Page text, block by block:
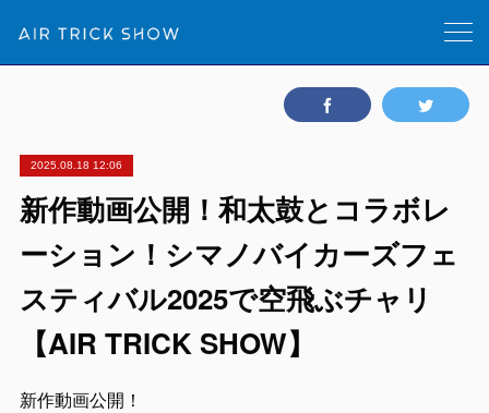
2025.08.18 12:06
新作動画公開！和太鼓とコラボレ
ーション！シマノバイカーズフェ
スティバル2025で空飛ぶチャリ
【AIR TRICK SHOW】
新作動画公開！